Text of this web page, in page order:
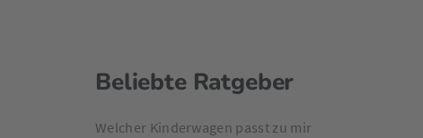
Beliebte Ratgeber
Welcher Kinderwagen passt zu mir